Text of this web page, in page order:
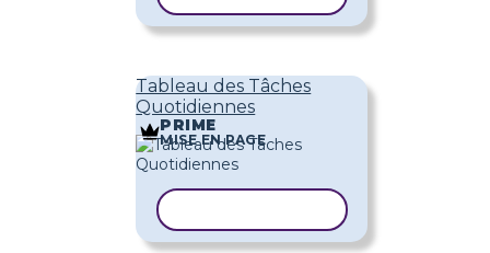
Tableau des Tâches
Quotidiennes
PRIME
MISE EN PAGE